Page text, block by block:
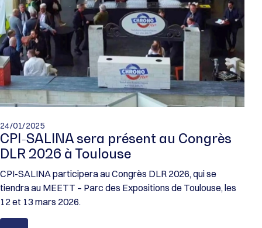
24/01/2025
CPI-SALINA sera présent au Congrès
DLR 2026 à Toulouse
CPI-SALINA participera au Congrès DLR 2026, qui se
tiendra au MEETT – Parc des Expositions de Toulouse, les
12 et 13 mars 2026.